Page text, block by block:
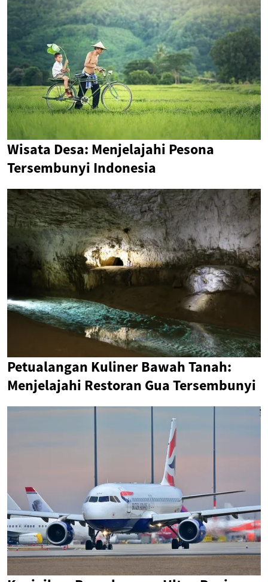
Wisata Desa: Menjelajahi Pesona
Tersembunyi Indonesia
Petualangan Kuliner Bawah Tanah:
Menjelajahi Restoran Gua Tersembunyi